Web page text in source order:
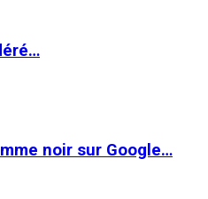
noir sur Google…